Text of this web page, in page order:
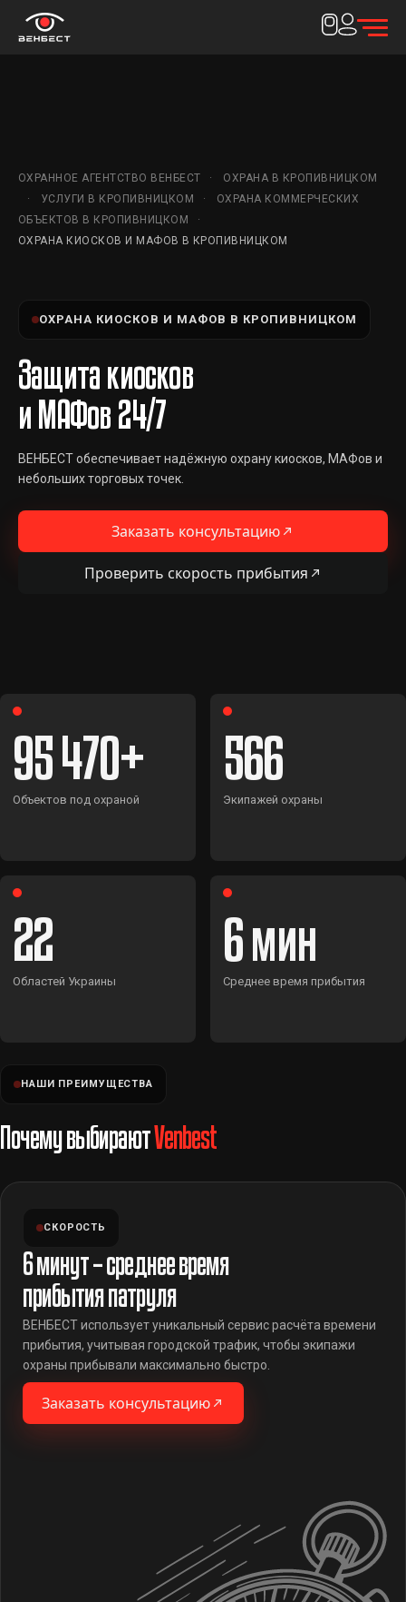
ОХРАННОЕ АГЕНТСТВО ВЕНБЕСТ
ОХРАНА В КРОПИВНИЦКОМ
УСЛУГИ В КРОПИВНИЦКОМ
ОХРАНА КОММЕРЧЕСКИХ
ОБЪЕКТОВ В КРОПИВНИЦКОМ
ОХРАНА КИОСКОВ И МАФОВ В КРОПИВНИЦКОМ
ОХРАНА КИОСКОВ И МАФОВ В КРОПИВНИЦКОМ
Защита киосков
и МАФов 24/7
ВЕНБЕСТ обеспечивает надёжную охрану киосков, МАФов и
небольших торговых точек.
Заказать консультацию
Проверить скорость прибытия
95 470
Объектов под охраной
566
Экипажей охраны
22
Областей Украины
6
Среднее время прибытия
НАШИ ПРЕИМУЩЕСТВА
Почему выбираютVenbest
СКОРОСТЬ
6 минут – среднее время
прибытия патруля
ВЕНБЕСТ использует уникальный сервис расчёта времени
прибытия, учитывая городской трафик, чтобы экипажи
охраны прибывали максимально быстро.
Заказать консультацию